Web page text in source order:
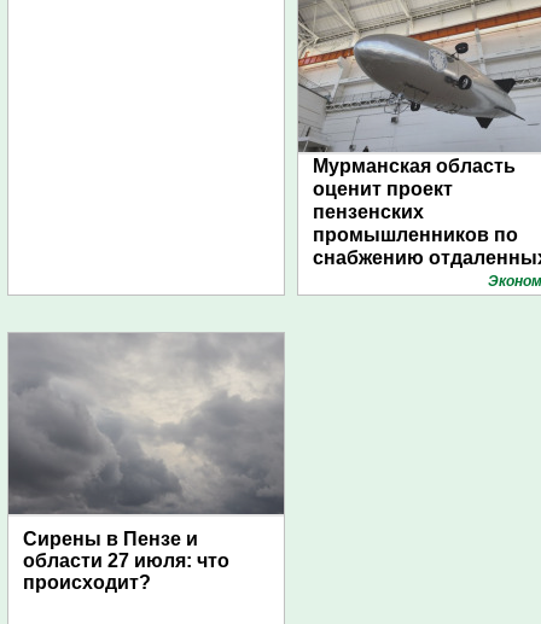
Мурманская область
оценит проект
пензенских
промышленников по
снабжению
поселений с помощью
Сирены в Пензе и
области 27 июля: что
происходит?